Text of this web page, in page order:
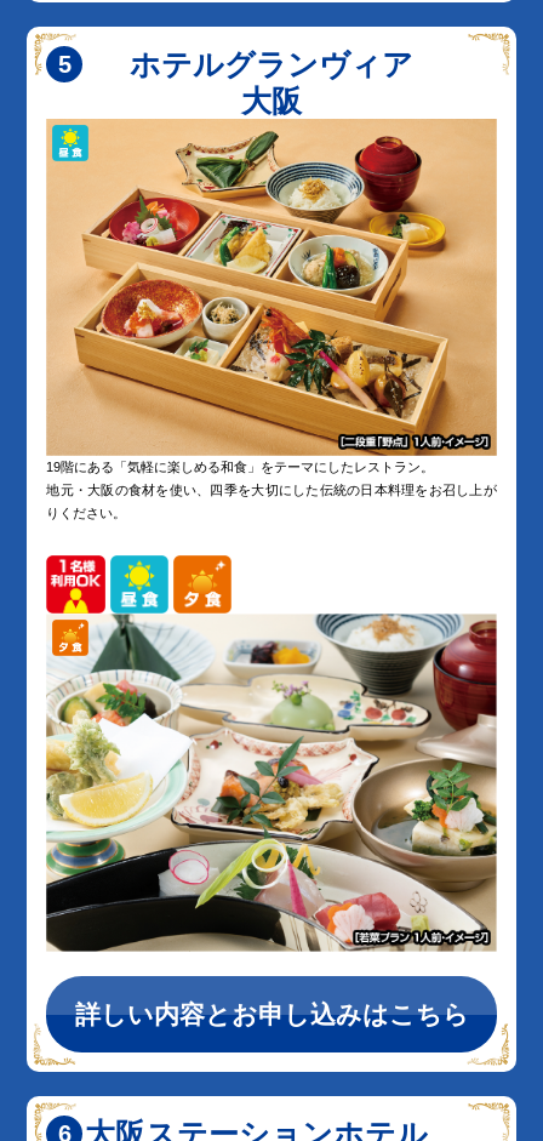
ホテルグランヴィア
大阪
19階にある「気軽に楽しめる和食」をテーマにしたレストラン。
地元・大阪の食材を使い、四季を大切にした伝統の日本料理をお召し上が
りください。
詳しい内容とお申し込みはこちら
大阪ステーションホテル、